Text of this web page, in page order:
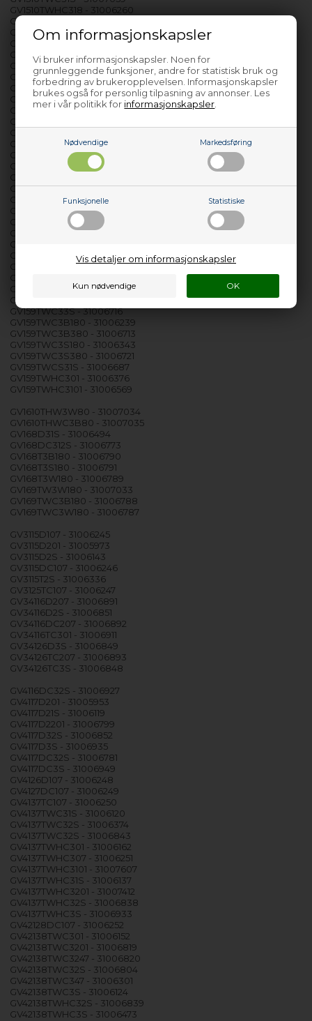
Om informasjonskapsler
Vi bruker informasjonskapsler. Noen for
grunnleggende funksjoner, andre for statistisk bruk og
forbedring av brukeropplevelsen. Informasjonskapsler
brukes også for personlig tilpasning av annonser. Les
mer i vår politikk for informasjonskapsler
Nødvendige Markedsføring
Funksjonelle Statistiske
Vis detaljer om informasjonskapsler
GV1510TWHC318 - 31006260
GV157D3184 - 31006259
GV157D31S - 31006136
GV157D384 - 31006610
GV158D3147 - 31006479
GV158D3S - 31006277
GV158DS3147 - 31006478
GV158LC1KIRAN - 31006363
GV158LCS1KIRA - 31006364
GV158LWC2S - 31006645
GV158T3147 - 31006480
GV158T3B180 - 31006237
GV158T3B80 - 31006227
GV158T3S180 - 31006236
GV158T3S80 - 31006226
GV158T3W180 - 31006241
GV158T3W80 - 31006228
GV158TWC3137 - 31006012
GV158TWC3184 - 31006257
GV158TWC31S - 31006123
GV159D3147 - 31006481
GV159TC3147 - 31006482
GV159TWC301 - 31005900
GV159TWC3101 - 31006570
GV159TWC3180 - 31006231
GV159TWC31S - 31006128
GV159TWC3380 - 31006712
GV159TWC33S - 31006716
GV159TWC3B180 - 31006239
GV159TWC3B380 - 31006713
GV159TWC3S180 - 31006343
GV159TWC3S380 - 31006721
GV159TWCS31S - 31006687
GV159TWHC301 - 31006376
GV159TWHC3101 - 31006569
GV1610THW3W80 - 31007034
GV1610THWC3B80 - 31007035
GV168D31S - 31006494
GV168DC312S - 31006773
GV168T3B180 - 31006790
GV168T3S180 - 31006791
GV168T3W180 - 31006789
GV169TW3W180 - 31007033
GV169TWC3B180 - 31006788
GV169TWC3W180 - 31006787
GV3115D107 - 31006245
GV3115D201 - 31005973
GV3115D2S - 31006143
GV3115DC107 - 31006246
GV3115T2S - 31006336
GV3125TC107 - 31006247
GV34116D207 - 31006891
GV34116D2S - 31006851
GV34116DC207 - 31006892
GV34116TC301 - 31006911
GV34126D3S - 31006849
GV34126TC207 - 31006893
GV34126TC3S - 31006848
GV4116DC32S - 31006927
GV4117D201 - 31005953
GV4117D21S - 31006119
GV4117D2201 - 31006799
GV4117D32S - 31006852
GV4117D3S - 31006935
GV4117DC32S - 31006781
GV4117DC3S - 31006949
GV4126D107 - 31006248
GV4127DC107 - 31006249
GV4137TC107 - 31006250
GV4137TWC31S - 31006120
GV4137TWC32S - 31006374
GV4137TWC32S - 31006843
GV4137TWHC301 - 31006162
GV4137TWHC307 - 31006251
GV4137TWHC3101 - 31007607
GV4137TWHC31S - 31006137
GV4137TWHC3201 - 31007412
GV4137TWHC32S - 31006838
GV4137TWHC3S - 31006933
GV42128DC107 - 31006252
GV42138TWC301 - 31006152
GV42138TWC3201 - 31006819
GV42138TWC3247 - 31006820
GV42138TWC32S - 31006804
GV42138TWC347 - 31006301
GV42138TWC3S - 31006124
GV42138TWHC32S - 31006839
GV42138TWHC3S - 31006473